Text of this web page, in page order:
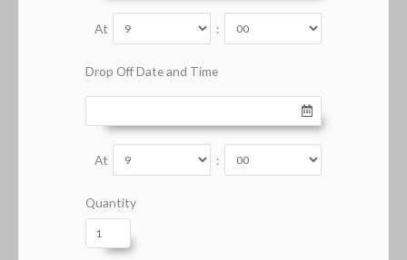
At :
Drop Off Date and Time
At :
Quantity